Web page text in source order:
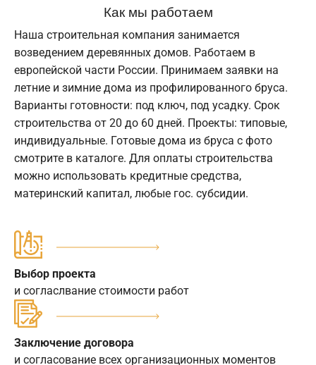
Как мы работаем
Наша строительная компания занимается
возведением деревянных домов. Работаем в
европейской части России. Принимаем заявки на
летние и зимние дома из профилированного бруса.
Варианты готовности: под ключ, под усадку. Срок
строительства от 20 до 60 дней. Проекты: типовые,
индивидуальные. Готовые дома из бруса с фото
смотрите в каталоге. Для оплаты строительства
можно использовать кредитные средства,
материнский капитал, любые гос. субсидии.
Выбор проекта
и согласлвание стоимости работ
Заключение договора
и согласование всех организационных моментов